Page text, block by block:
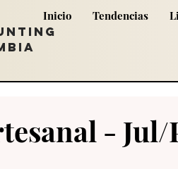
Inicio Tendencias
- Jul/